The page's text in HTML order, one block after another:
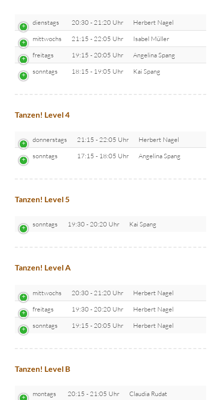
dienstags 20:30 - 21:20 Uhr Herbert Nagel
mittwochs 21:15 - 22:05 Uhr Isabel Müller
freitags 19:15 - 20:05 Uhr Angelina Spang
sonntags 18:15 - 19:05 Uhr Kai Spang
Tanzen! Level 4
donnerstags 21:15 - 22:05 Uhr Herbert Nagel
sonntags 17:15 - 18:05 Uhr Angelina Spang
Tanzen! Level 5
sonntags 19:30 - 20:20 Uhr Kai Spang
Tanzen! Level A
mittwochs 20:30 - 21:20 Uhr Herbert Nagel
freitags 19:30 - 20:20 Uhr Herbert Nagel
sonntags 19:15 - 20:05 Uhr Herbert Nagel
Tanzen! Level B
montags 20:15 - 21:05 Uhr Claudia Rudat